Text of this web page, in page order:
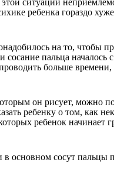
ребенка гораздо
на то, чтобы
пальца началось
больше времени,
он рисует, можно
ребенку о том, как
ребенок начинает
в основном сосут пальцы